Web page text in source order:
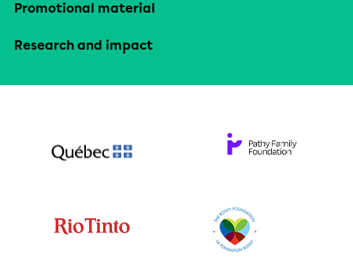
Promotional material
Research and impact